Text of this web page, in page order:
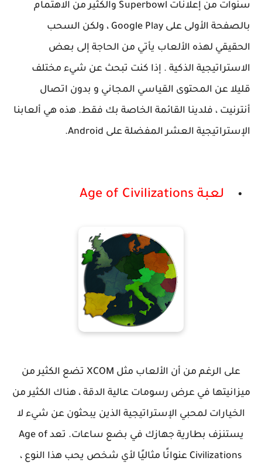
سنوات من إعلانات Superbowl والكثير من الاهتمام
بالصفحة الأولى على Google Play ، ولكن السحب
الحقيقي لهذه الألعاب يأتي من الحاجة إلى بعض
الاستراتيجية الذكية . إذا كنت تبحث عن شيء مختلف
قليلا عن المحتوى القياسي المجاني و بدون اتصال
أنترنيت ، فلدينا القائمة الخاصة بك فقط. هذه هي ألعابنا
الإستراتيجية العشر المفضلة على Android.
لعبة Age of Civilizations
على الرغم من أن الألعاب مثل XCOM تضع الكثير من
ميزانيتها في عرض رسومات عالية الدقة ، هناك الكثير من
الخيارات لمحبي الإستراتيجية الذين يبحثون عن شيء لا
يستنزف بطارية جهازك في بضع ساعات. تعد Age of
Civilizations عنوانًا مثاليًا لأي شخص يحب هذا النوع ،